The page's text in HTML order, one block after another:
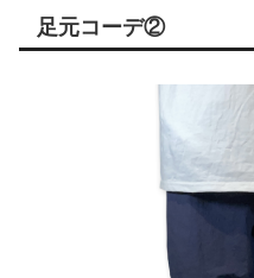
足元コーデ②